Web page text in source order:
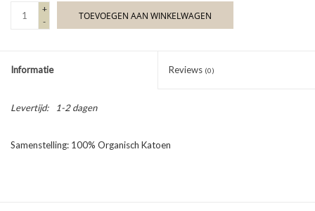
+
-
TOEVOEGEN AAN WINKELWAGEN
Informatie Reviews (0)
Levertijd: 1-2 dagen
Samenstelling: 100% Organisch Katoen